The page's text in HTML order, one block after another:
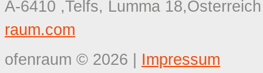
A-6410 ,Telfs, Lumma 18,Österreich
raum.com
ofenraum © 2026
Impressum